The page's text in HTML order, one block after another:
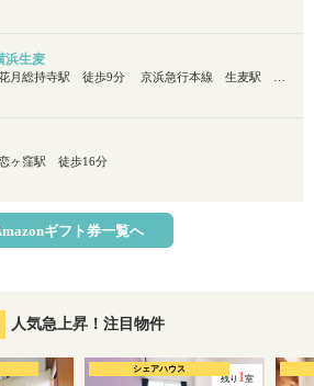
浜生麦
ヶ窪駅 徒歩16分
ギフト券一覧へ
人気急上昇！注目物件
残り 1室
シェアハウス